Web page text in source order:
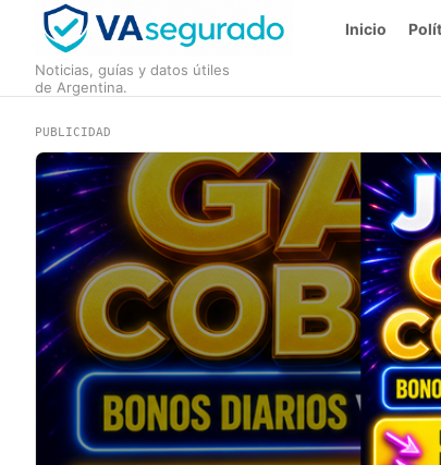
Noticias, guías y datos útiles
de Argentina.
Inicio
PUBLICIDAD